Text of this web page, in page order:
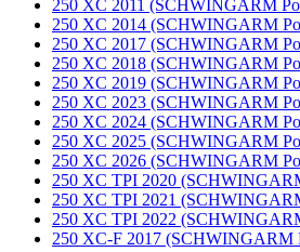
250 XC 2011 (SCHWINGARM
250 XC 2014 (SCHWINGARM
250 XC 2017 (SCHWINGARM
250 XC 2018 (SCHWINGARM
250 XC 2019 (SCHWINGARM
250 XC 2023 (SCHWINGARM
250 XC 2024 (SCHWINGARM
250 XC 2025 (SCHWINGARM
250 XC 2026 (SCHWINGARM
250 XC TPI 2020
250 XC TPI 2021
250 XC TPI 2022
250 XC-F 2017 (SCHWINGARM